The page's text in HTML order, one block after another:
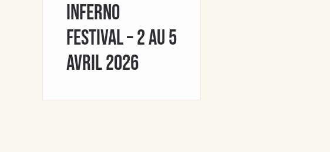
Inferno
Festival – 2 au 5
avril 2026